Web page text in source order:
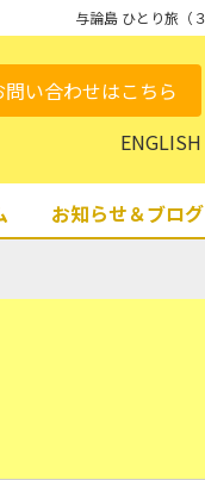
与論島 ひとり旅（３
問い合わせはこちら
ENGLISH
お知らせ＆ブログ